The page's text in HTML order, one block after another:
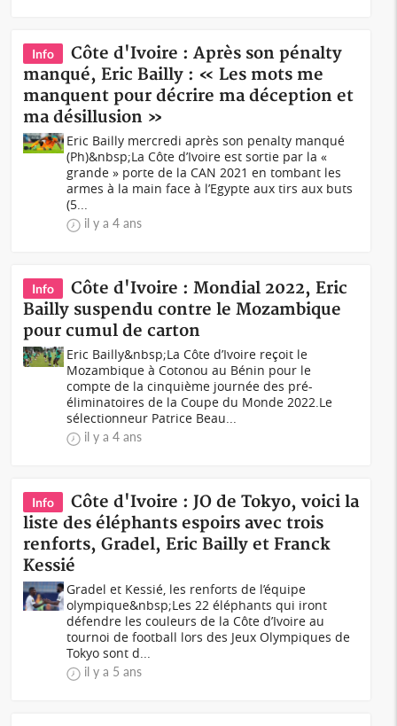
Info
Côte d'Ivoire : Après son pénalty
manqué, Eric Bailly : « Les mots me
manquent pour décrire ma déception et
ma désillusion »
Eric Bailly mercredi après son penalty manqué
(Ph)&nbsp;La Côte d’Ivoire est sortie par la «
grande » porte de la CAN 2021 en tombant les
armes à la main face à l’Egypte aux tirs aux buts
(5...
il y a 4 ans
Info
Côte d'Ivoire : Mondial 2022, Eric
Bailly suspendu contre le Mozambique
pour cumul de carton
Eric Bailly&nbsp;La Côte d’Ivoire reçoit le
Mozambique à Cotonou au Bénin pour le
compte de la cinquième journée des pré-
éliminatoires de la Coupe du Monde 2022.Le
sélectionneur Patrice Beau...
il y a 4 ans
Info
Côte d'Ivoire : JO de Tokyo, voici la
liste des éléphants espoirs avec trois
renforts, Gradel, Eric Bailly et Franck
Kessié
Gradel et Kessié, les renforts de l’équipe
olympique&nbsp;Les 22 éléphants qui iront
défendre les couleurs de la Côte d’Ivoire au
tournoi de football lors des Jeux Olympiques de
Tokyo sont d...
il y a 5 ans